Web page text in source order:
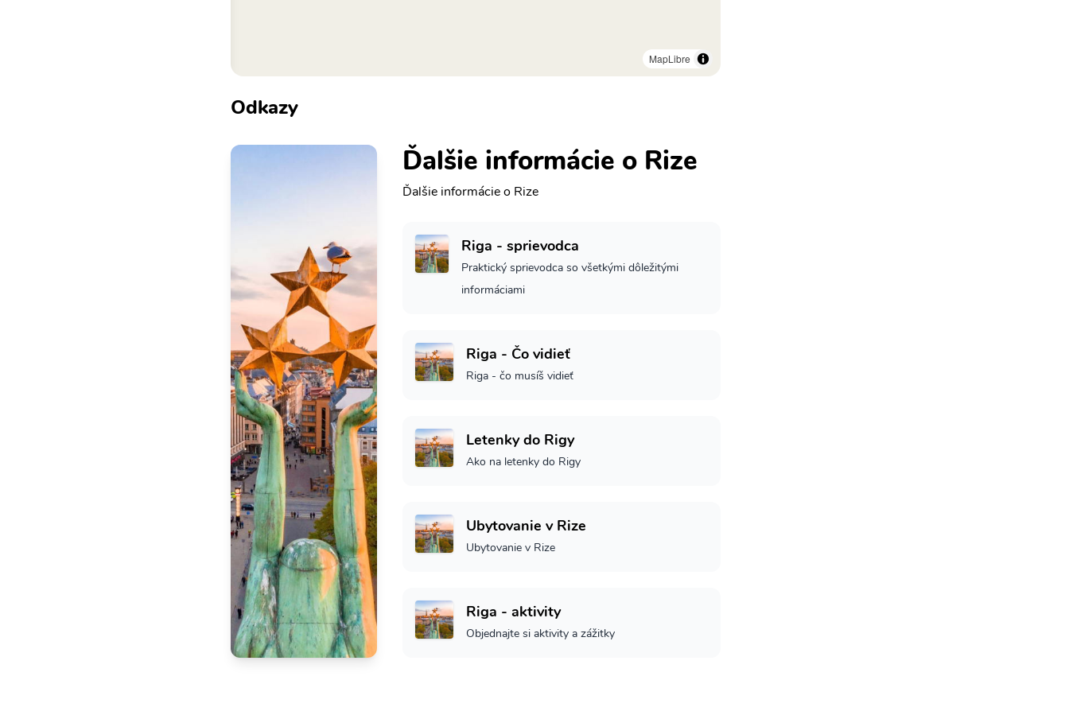
MapLibre
Odkazy
Ďalšie informácie o Rize
Ďalšie informácie o Rize
Riga - sprievodca
Praktický sprievodca so všetkými dôležitými
informáciami
Riga - Čo vidieť
Riga - čo musíš vidieť
Letenky do Rigy
Ako na letenky do Rigy
Ubytovanie v Rize
Ubytovanie v Rize
Riga - aktivity
Objednajte si aktivity a zážitky